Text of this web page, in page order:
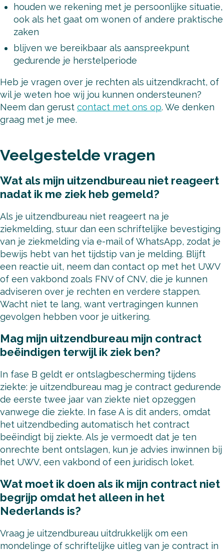
houden we rekening met je persoonlijke situatie,
ook als het gaat om wonen of andere praktische
zaken
blijven we bereikbaar als aanspreekpunt
gedurende je herstelperiode
Heb je vragen over je rechten als uitzendkracht, of
wil je weten hoe wij jou kunnen ondersteunen?
Neem dan gerust contact met ons op. We denken
graag met je mee.
Veelgestelde vragen
Wat als mijn uitzendbureau niet reageert
nadat ik me ziek heb gemeld?
Als je uitzendbureau niet reageert na je
ziekmelding, stuur dan een schriftelijke bevestiging
van je ziekmelding via e-mail of WhatsApp, zodat je
bewijs hebt van het tijdstip van je melding. Blijft
een reactie uit, neem dan contact op met het UWV
of een vakbond zoals FNV of CNV, die je kunnen
adviseren over je rechten en verdere stappen.
Wacht niet te lang, want vertragingen kunnen
gevolgen hebben voor je uitkering.
Mag mijn uitzendbureau mijn contract
beëindigen terwijl ik ziek ben?
In fase B geldt er ontslagbescherming tijdens
ziekte: je uitzendbureau mag je contract gedurende
de eerste twee jaar van ziekte niet opzeggen
vanwege die ziekte. In fase A is dit anders, omdat
het uitzendbeding automatisch het contract
beëindigt bij ziekte. Als je vermoedt dat je ten
onrechte bent ontslagen, kun je advies inwinnen bij
het UWV, een vakbond of een juridisch loket.
Wat moet ik doen als ik mijn contract niet
begrijp omdat het alleen in het
Nederlands is?
Vraag je uitzendbureau uitdrukkelijk om een
mondelinge of schriftelijke uitleg van je contract in